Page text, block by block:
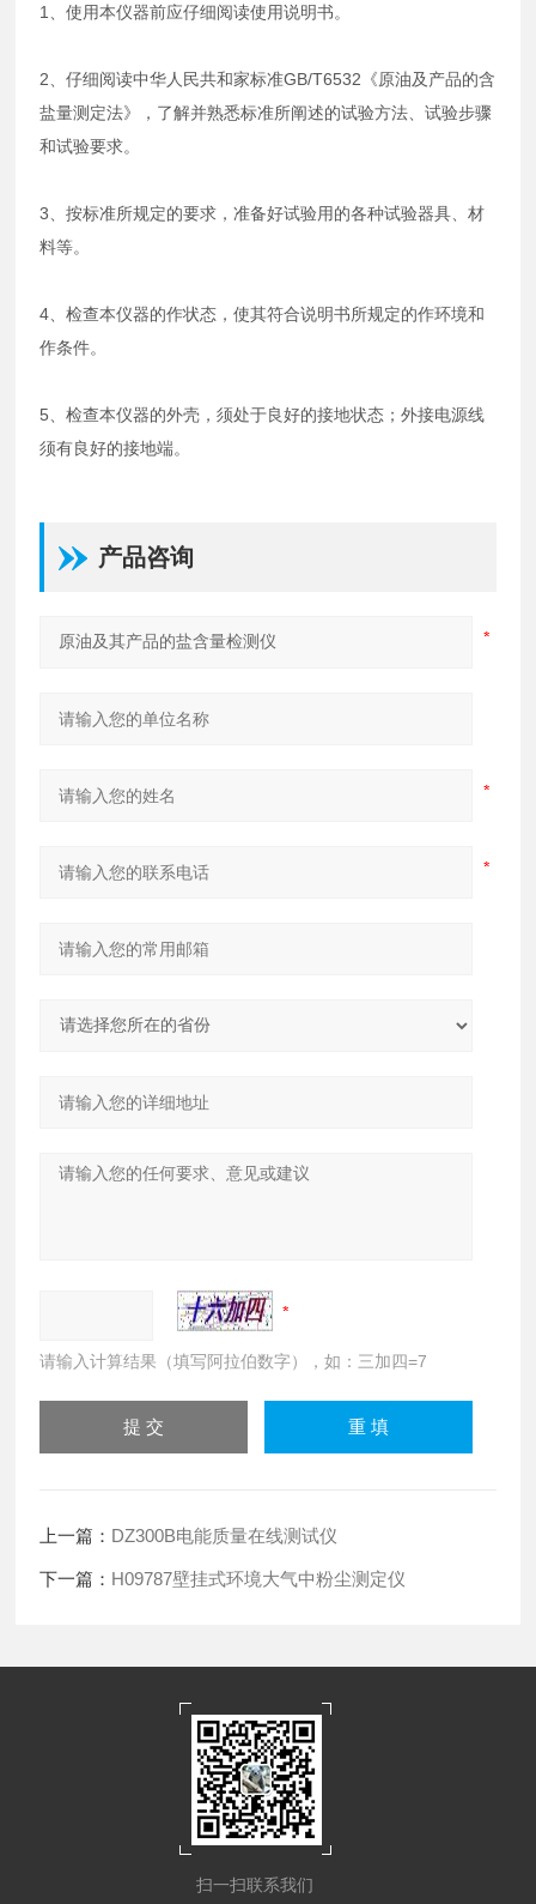
1、使用本仪器前应仔细阅读使用说明书。
2、仔细阅读中华人民共和家标准GB/T6532《原油及产品的含
盐量测定法》，了解并熟悉标准所阐述的试验方法、试验步骤
和试验要求。
3、按标准所规定的要求，准备好试验用的各种试验器具、材
料等。
4、检查本仪器的作状态，使其符合说明书所规定的作环境和
作条件。
5、检查本仪器的外壳，须处于良好的接地状态；外接电源线
须有良好的接地端。
产品咨询
请输入计算结果（填写阿拉伯数字），如：三加四=7
上一篇： DZ300B电能质量在线测试仪
下一篇： H09787壁挂式环境大气中粉尘测定仪
扫一扫联系我们